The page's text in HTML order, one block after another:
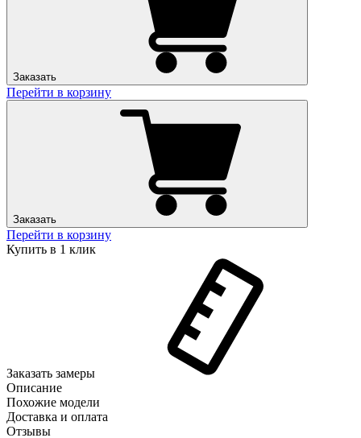
Заказать
Перейти в корзину
Заказать
Перейти в корзину
Купить в 1 клик
Заказать замеры
Описание
Похожие модели
Доставка и оплата
Отзывы